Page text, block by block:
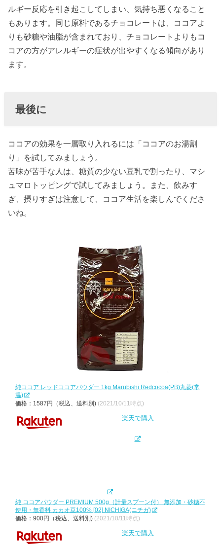
ルギー反応を引き起こしてしまい、気持ち悪くなること
もあります。同じ原料であるチョコレートは、ココアよ
りも砂糖や油脂が含まれており、チョコレートよりもコ
コアの方がアレルギーの症状が出やすくなる傾向があり
ます。
最後に
ココアの効果を一層取り入れるには「ココアのお湯割
り」を試してみましょう。
苦味が苦手な人は、糖質の少ない豆乳で割ったり、マシ
ュマロトッピングで試してみましょう。また、飲みす
ぎ、摂りすぎは注意して、ココア生活を楽しんでくださ
いね。
純ココア レッドココアパウダー 1kg Marubishi Redcocoa(PB)丸菱(常
温)
価格：1587円（税込、送料別) (2021/10/11時点)
楽天で購入
純 ココアパウダー PREMIUM 500g（計量スプーン付） 無添加・砂糖不
使用・無香料 カカオ豆100% [02] NICHIGA(ニチガ)
価格：900円（税込、送料別) (2021/10/11時点)
楽天で購入